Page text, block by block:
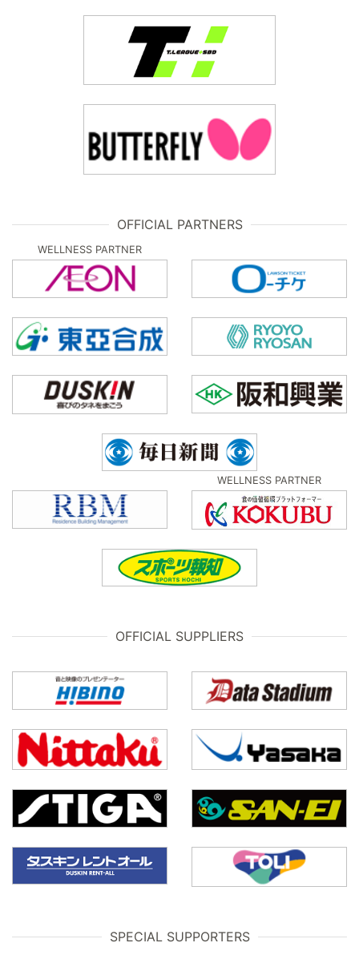
OFFICIAL PARTNERS
WELLNESS PARTNER
WELLNESS PARTNER
OFFICIAL SUPPLIERS
SPECIAL SUPPORTERS